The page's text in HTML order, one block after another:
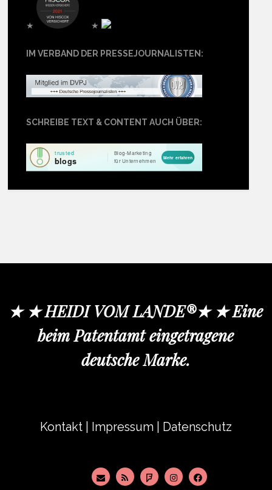
★ ★
IM VERBAND DER PRESSEJOURNALISTEN:
SCHREIBE TEXT & CONTENT AUCH ÜBER:
★ ★ HEIDI VOM LANDE®★ ★ Eine
beim Patentamt eingetragene
deutsche Marke.
Kontakt Impressum Datenschutz